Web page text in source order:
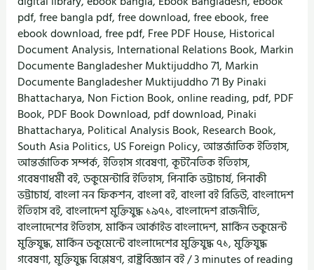
pdf,free bangla pdf,free download,free ebook,free
ebook download,free pdf, Free PDF House, Historical
Document Analysis, International Relations Book, Markin
Documente Bangladesher Muktijuddho 71, Markin
Documente Bangladesher Muktijuddho 71 By Pinaki
Bhattacharya, Non Fiction Book,online reading, pdf, PDF
Book, PDF Book Download, pdf download, Pinaki
Bhattacharya, Political Analysis Book, Research Book,
South Asia Politics, US Foreign Policy,আন্তর্জাতিক ইতিহাস,
আন্তর্জাতিক সম্পর্ক,ইতিহাস গবেষণা,কূটনৈতিক ইতিহাস,
গবেষণাধর্মী বই,ডকুমেন্টারি ইতিহাস,পিনাকি ভট্টাচার্য,পিনাকী
ভট্টাচার্য,বাংলা নন ফিকশন,বাংলা বই,বাংলা বই রিভিউ,বাংলাদেশ
ইতিহাস বই,বাংলাদেশ মুক্তিযুদ্ধ ১৯৭১,বাংলাদেশ রাজনীতি,
বাংলাদেশের ইতিহাস,মার্কিন আর্কাইভ বাংলাদেশ,মার্কিন ডকুমেন্ট
মুক্তিযুদ্ধ,মার্কিন ডকুমেন্টে বাংলাদেশের মুক্তিযুদ্ধ ৭১,মুক্তিযুদ্ধ
গবেষণা,মুক্তিযুদ্ধ বিশ্লেষণ,রাষ্ট্রবিজ্ঞান বই/3 minutes of reading